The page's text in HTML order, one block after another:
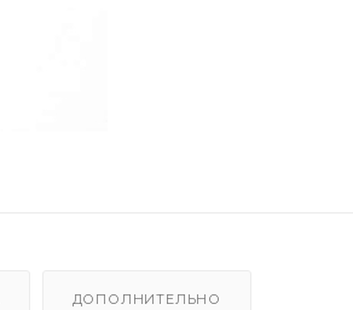
ДОПОЛНИТЕЛЬНО